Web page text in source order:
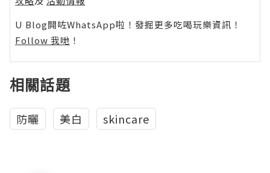
U Blog開咗WhatsApp啦！發掘更多吃喝玩樂資訊！
Follow 我哋 ！
相關話題
防曬 美白 skincare